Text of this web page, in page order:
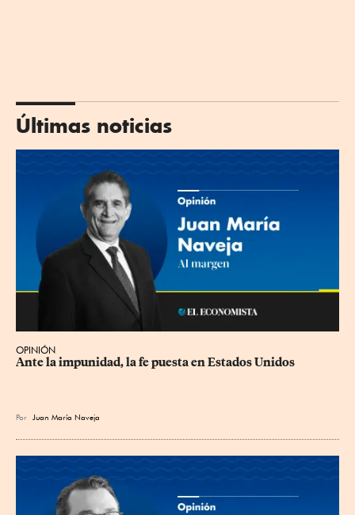
Últimas noticias
OPINIÓN
Ante la impunidad, la fe puesta en Estados Unidos
Por Juan María Naveja